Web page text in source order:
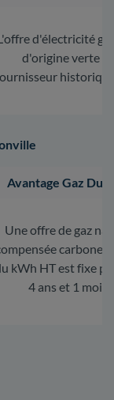
d'électricité
d'origine verte
Avantage Gaz
Une offre de gaz
carbone.
kWh HT est fixe
4 ans et 1 mois.